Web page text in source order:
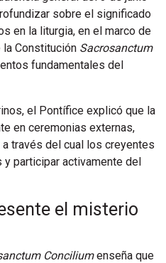
sobre el significado
en la liturgia, en el marco de
Constitución Sacrosanctum
fundamentales del
el Pontífice explicó que la
en ceremonias externas,
través del cual los creyentes
y participar activamente del
el misterio
Conciliumenseña que